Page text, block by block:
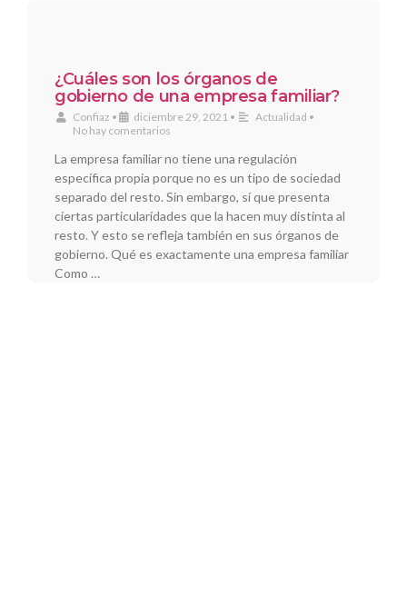
¿Cuáles son los órganos de
gobierno de una empresa familiar?
Confiaz • diciembre 29, 2021 • Actualidad •
No hay comentarios
La empresa familiar no tiene una regulación
específica propia porque no es un tipo de sociedad
separado del resto. Sin embargo, sí que presenta
ciertas particularidades que la hacen muy distinta al
resto. Y esto se refleja también en sus órganos de
gobierno. Qué es exactamente una empresa familiar
Como …